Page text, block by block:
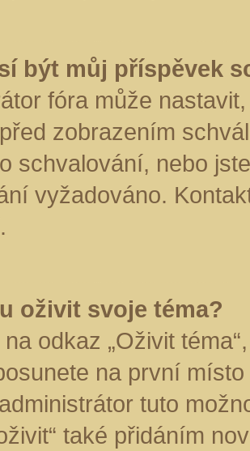
být můj příspěvek
fóra může
zobrazením
schvalování, nebo
vyžadováno.
oživit svoje téma?
odkaz „Oživit
na první
tuto
také přidáním